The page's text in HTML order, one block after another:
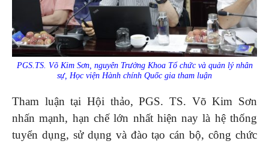
PGS.TS. Võ Kim Sơn, nguyên Trưởng Khoa Tổ chức và quản lý nhân
sự, Học viện Hành chính Quốc gia tham luận
Tham luận tại Hội thảo, PGS. TS. Võ Kim Sơn
nhấn mạnh, hạn chế lớn nhất hiện nay là hệ thống
tuyển dụng, sử dụng và đào tạo cán bộ, công chức